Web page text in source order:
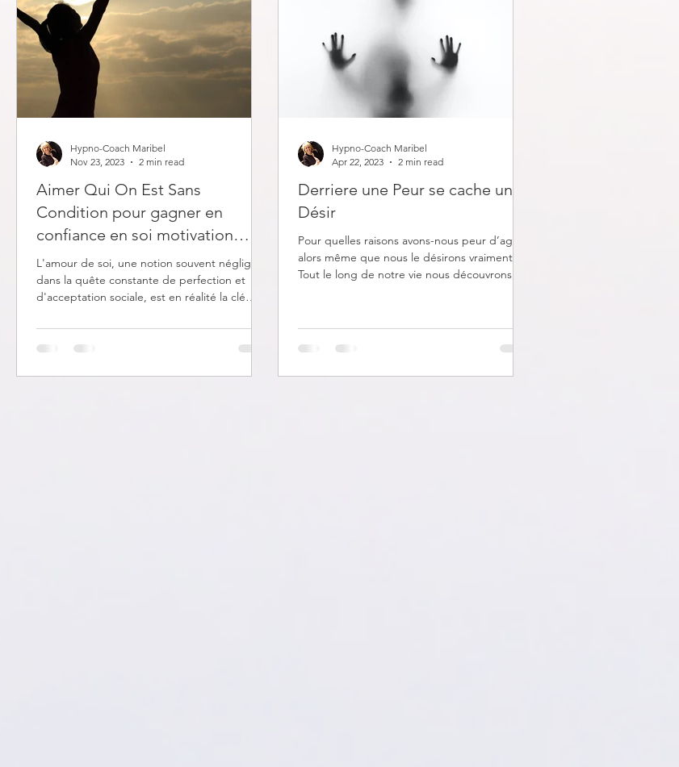
Aimer Qui On Est Sans
Condition pour gagner en
confiance en soi motivation
concentration sur soi
L'amour de soi, une notion souvent négligée
dans la quête constante de perfection et
d'acceptation sociale, est en réalité la clé
Hypno-Coach Maribel
Nov 23, 2023
2 min read
Derriere une Peur se cache un
Désir
Pour quelles raisons avons-nous peur d’agir
alors même que nous le désirons vraiment ?
Tout le long de notre vie nous découvrons,...
Hypno-Coach Maribel
Apr 22, 2023
2 min read